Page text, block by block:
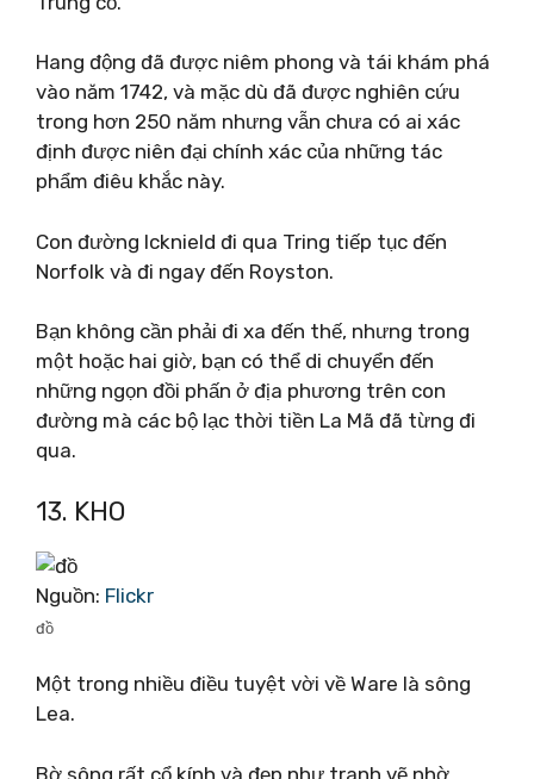
Hang động đã được niêm phong và tái khám phá
vào năm 1742, và mặc dù đã được nghiên cứu
trong hơn 250 năm nhưng vẫn chưa có ai xác
định được niên đại chính xác của những tác
phẩm điêu khắc này.
Con đường Icknield đi qua Tring tiếp tục đến
Norfolk và đi ngay đến Royston.
Bạn không cần phải đi xa đến thế, nhưng trong
một hoặc hai giờ, bạn có thể di chuyển đến
những ngọn đồi phấn ở địa phương trên con
đường mà các bộ lạc thời tiền La Mã đã từng đi
qua.
13. KHO
Nguồn: Flickr
đồ
Một trong nhiều điều tuyệt vời về Ware là sông
Lea.
Bờ sông rất cổ kính và đẹp như tranh vẽ nhờ